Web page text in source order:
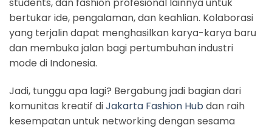
bertukar ide, pengalaman, dan keahlian. Kolaborasi
yang terjalin dapat menghasilkan karya-karya baru
dan membuka jalan bagi pertumbuhan industri
mode di Indonesia.
Jadi, tunggu apa lagi? Bergabung jadi bagian dari
komunitas kreatif diJakarta Fashion Hub dan raih
kesempatan untuk networking dengan sesama